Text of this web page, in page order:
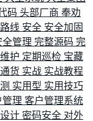
码 头部厂商 奉劝
线 安全 安全加固
全管理 完整源码 完
护 定期巡检 宝藏
货 实战 实战教程
实用型 实用技巧
管理 客户管理系统
计 密码安全 对外